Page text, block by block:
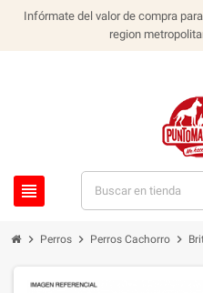
Infórmate del valor de compra
region
view_headline
chevron_right Perros chevron_right Perros Cachorro chevron_right